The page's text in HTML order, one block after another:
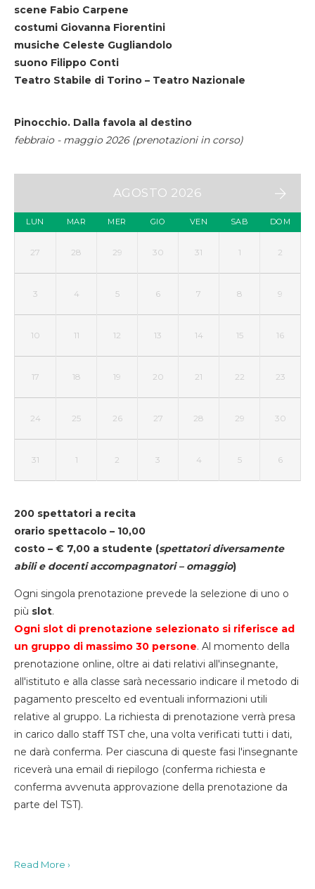
scene Fabio Carpene
costumi Giovanna Fiorentini
musiche Celeste Gugliandolo
suono Filippo Conti
Teatro Stabile di Torino – Teatro Nazionale
Pinocchio. Dalla favola al destino
febbraio - maggio 2026 (prenotazioni in corso)
AGOSTO 2026
LUN MAR MER GIO VEN SAB DOM
27 28 29 30 31 1 2
3 4 5 6 7 8 9
10 11 12 13 14 15 16
17 18 19 20 21 22 23
24 25 26 27 28 29 30
31 1 2 3 4 5 6
200 spettatori a recita
orario spettacolo – 10,00
costo – € 7,00 a studente (spettatori diversamente
abili e docenti accompagnatori – omaggio)
Ogni singola prenotazione prevede la selezione di uno o
più slot.
Ogni slot di prenotazione selezionato si riferisce ad
un gruppo di massimo 30 persone. Al momento della
prenotazione online, oltre ai dati relativi all'insegnante,
all'istituto e alla classe sarà necessario indicare il metodo di
pagamento prescelto ed eventuali informazioni utili
relative al gruppo. La richiesta di prenotazione verrà presa
in carico dallo staff TST che, una volta verificati tutti i dati,
ne darà conferma. Per ciascuna di queste fasi l'insegnante
riceverà una email di riepilogo (conferma richiesta e
conferma avvenuta approvazione della prenotazione da
parte del TST).
Read More ›